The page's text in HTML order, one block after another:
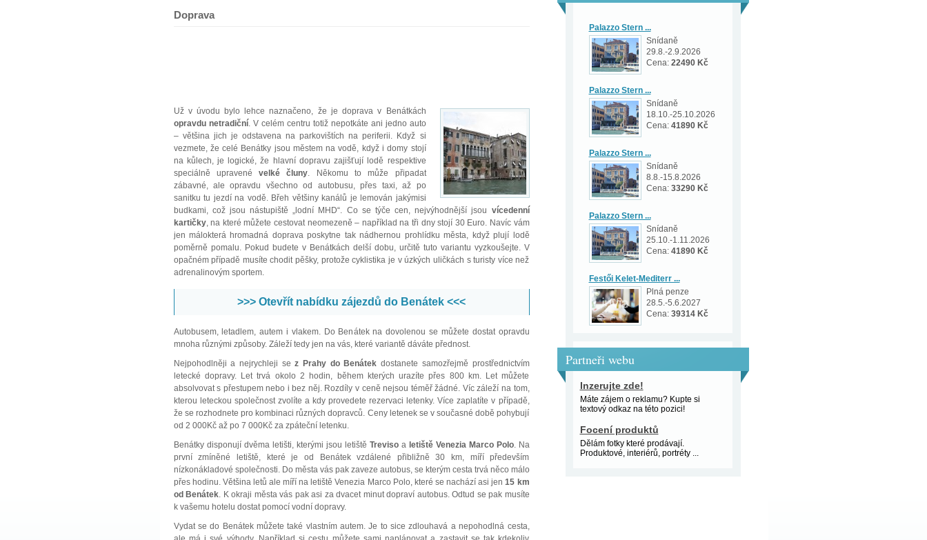
Doprava
Už v úvodu bylo lehce naznačeno, že je doprava v Benátkách
opravdu netradiční. V celém centru totiž nepotkáte ani jedno auto
– většina jich je odstavena na parkovištích na periferii. Když si
vezmete, že celé Benátky jsou městem na vodě, když i domy stojí
na kůlech, je logické, že hlavní dopravu zajišťují lodě respektive
speciálně upravenévelké čluny. Někomu to může připadat
zábavné, ale opravdu všechno od autobusu, přes taxi, až po
sanitku tu jezdí na vodě. Břeh většiny kanálů je lemován jakýmisi
budkami, což jsou nástupiště „lodní MHD“. Co se týče cen, nejvýhodnější jsou vícedenní
kartičky, na které můžete cestovat neomezeně – například na tři dny stojí 30 Euro. Navíc vám
jen málokterá hromadná doprava poskytne tak nádhernou prohlídku města, když plují lodě
poměrně pomalu. Pokud budete v Benátkách delší dobu, určitě tuto variantu vyzkoušejte. V
opačném případě musíte chodit pěšky, protože cyklistika je v úzkých uličkách s turisty více než
adrenalinovým sportem.
>>> Otevřít nabídku zájezdů do Benátek <<<
Autobusem, letadlem, autem i vlakem. Do Benátek na dovolenou se můžete dostat opravdu
mnoha různými způsoby. Záleží tedy jen na vás, které variantě dáváte přednost.
Nejpohodlněji a nejrychleji sez Prahy do Benátek dostanete samozřejmě prostřednictvím
letecké dopravy. Let trvá okolo 2 hodin, během kterých urazíte přes 800 km. Let můžete
absolvovat s přestupem nebo i bez něj. Rozdíly v ceně nejsou téměř žádné. Víc záleží na tom,
kterou leteckou společnost zvolíte a kdy provedete rezervaci letenky. Více zaplatíte v případě,
že se rozhodnete pro kombinaci různých dopravců. Ceny letenek se v současné době pohybují
od 2 000Kč až po 7 000Kč za zpáteční letenku.
Benátky disponují dvěma letišti, kterými jsou letiště Treviso a letiště Venezia Marco Polo. Na
první zmíněné letiště, které je od Benátek vzdálené přibližně 30 km, míří především
nízkonákladové společnosti. Do města vás pak zaveze autobus, se kterým cesta trvá něco málo
přes hodinu. Většina letů ale míří na letiště Venezia Marco Polo, které se nachází asi jen15 km
od Benátek. K okraji města vás pak asi za dvacet minut dopraví autobus. Odtud se pak musíte
k vašemu hotelu dostat pomocí vodní dopravy.
Vydat se do Benátek můžete také vlastním autem. Je to sice zdlouhavá a nepohodlná cesta,
Palazzo Stern ...
Snídaně
29.8.-2.9.2026
Cena: 22490 Kč
Palazzo Stern ...
Snídaně
18.10.-25.10.2026
Cena: 41890 Kč
Palazzo Stern ...
Snídaně
8.8.-15.8.2026
Cena: 33290 Kč
Palazzo Stern ...
Snídaně
25.10.-1.11.2026
Cena: 41890 Kč
Festői Kelet-Mediterr ...
Plná penze
28.5.-5.6.2027
Cena: 39314 Kč
Partneři webu
Inzerujte zde!
Máte zájem o reklamu? Kupte si
textový odkaz na této pozici!
Focení produktů
Dělám fotky které prodávají.
Produktové, interiérů, portréty ...